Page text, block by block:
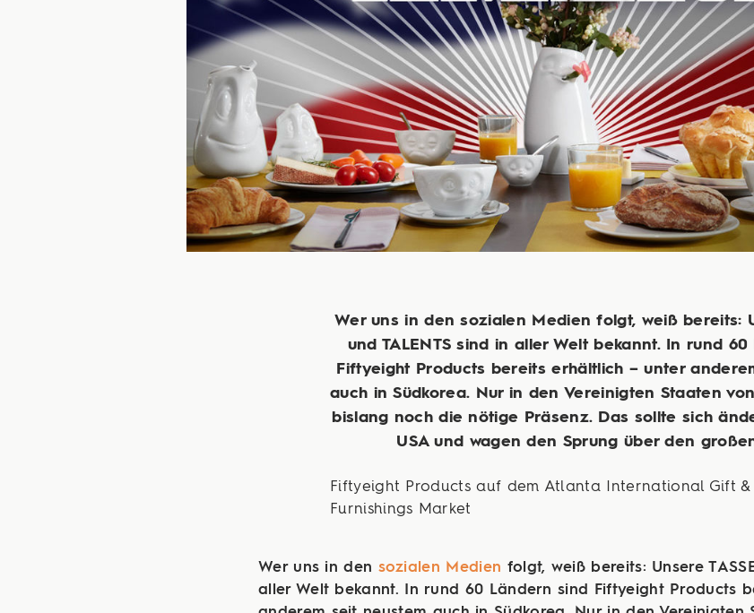
Wer uns in den sozialen Medien folgt, weiß bereits:
und TALENTS sind in aller Welt bekannt. In rund 60
Fiftyeight Products bereits erhältlich – unter
auch in Südkorea. Nur in den Vereinigten Staaten
bislang noch die nötige Präsenz. Das sollte sich
USA und wagen den Sprung über den
Fiftyeight Products auf dem Atlanta International Gift &
Furnishings Market
Wer uns in den sozialen Medien folgt, weiß bereits: Unsere
aller Welt bekannt. In rund 60 Ländern sind Fiftyeight Products